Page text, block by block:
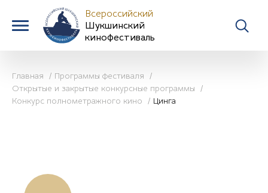
Всероссийский
Шукшинский
кинофестиваль
Главная
Программы фестиваля
Открытые и закрытые конкурсные программы
Конкурс полнометражного кино
Цинга